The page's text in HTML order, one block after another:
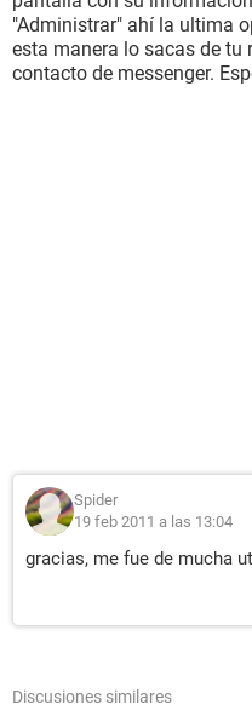
"Administrar" ahí la ultima
esta manera lo sacas de
contacto de messenger.
Spider
19 feb 2011 a las 13:04
gracias, me fue de mucha
Discusiones similares